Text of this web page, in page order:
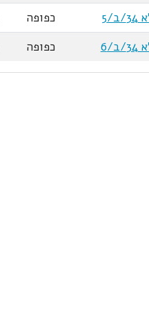
ב/5
כפופה
ב/6
כפופה